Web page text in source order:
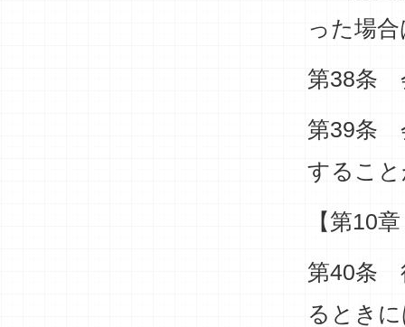
った場
第38条
第39条
するこ
【第10
第40条
るとき